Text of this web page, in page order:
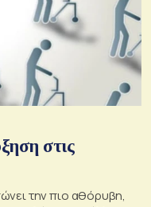
στις
την πιο αθόρυβη,